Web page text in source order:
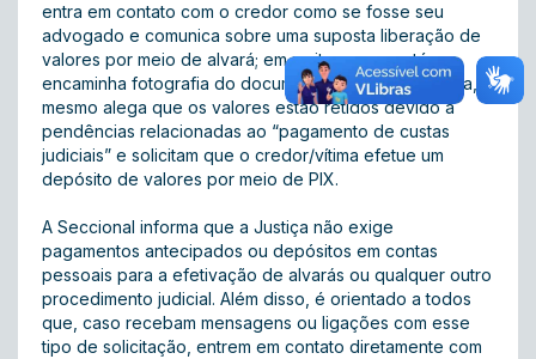
entra em contato com o credor como se fosse seu
advogado e comunica sobre uma suposta liberação de
valores por meio de alvará; em muitos casos, até
encaminha fotografia do documento falso. Em seguida, o
mesmo alega que os valores estão retidos devido a
pendências relacionadas ao “pagamento de custas
judiciais” e solicitam que o credor/vítima efetue um
depósito de valores por meio de PIX.
A Seccional informa que a Justiça não exige
pagamentos antecipados ou depósitos em contas
pessoais para a efetivação de alvarás ou qualquer outro
procedimento judicial. Além disso, é orientado a todos
que, caso recebam mensagens ou ligações com esse
tipo de solicitação, entrem em contato diretamente com